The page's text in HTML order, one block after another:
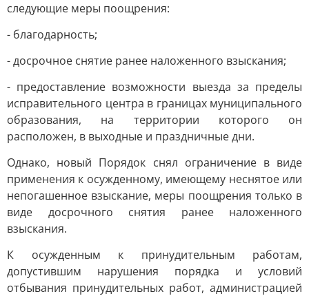
следующие меры поощрения:
- благодарность;
- досрочное снятие ранее наложенного взыскания;
- предоставление возможности выезда за пределы
исправительного центра в границах муниципального
образования, на территории которого он
расположен, в выходные и праздничные дни.
Однако, новый Порядок снял ограничение в виде
применения к осужденному, имеющему неснятое или
непогашенное взыскание, меры поощрения только в
виде досрочного снятия ранее наложенного
взыскания.
К осужденным к принудительным работам,
допустившим нарушения порядка и условий
отбывания принудительных работ, администрацией